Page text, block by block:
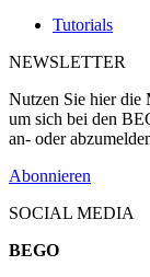
Tutorials
NEWSLETTER
Nutzen Sie hier die
um sich bei den
an- oder
Abonnieren
SOCIAL MEDIA
BEGO